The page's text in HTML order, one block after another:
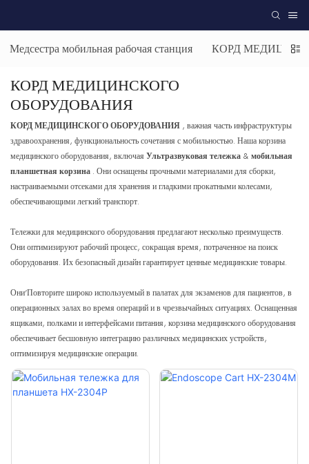
Медсестра мобильная рабочая станция КОРД
КОРД ​​МЕДИЦИНСКОГО
ОБОРУДОВАНИЯ
КОРД ​​МЕДИЦИНСКОГО ОБОРУДОВАНИЯ , важная часть инфраструктуры
здравоохранения, функциональность сочетания с мобильностью. Наша корзина
медицинского оборудования, включая Ультразвуковая тележка & мобильная
планшетная корзина . Они оснащены прочными материалами для сборки,
настраиваемыми отсеками для хранения и гладкими прокатными колесами,
обеспечивающими легкий транспорт.
Тележки для медицинского оборудования предлагают несколько преимуществ.
Они оптимизируют рабочий процесс, сокращая время, потраченное на поиск
оборудования. Их безопасный дизайн гарантирует ценные медицинские товары.
Они’Повторите широко используемый в палатах для экзаменов для пациентов, в
операционных залах во время операций и в чрезвычайных ситуациях. Оснащенная
ящиками, полками и интерфейсами питания, корзина медицинского оборудования
обеспечивает бесшовную интеграцию различных медицинских устройств,
оптимизируя медицинские операции.